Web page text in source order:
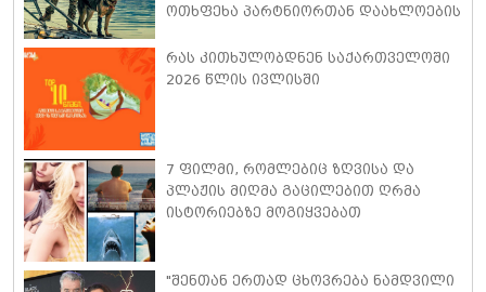
ოთხფეხა პარტნიორთან დაახლოების
ისაუბრა
რას კითხულობდნენ საქართველოში
2026 წლის ივლისში
7 ფილმი, რომლებიც ზღვისა და
პლაჟის მიღმა გაცილებით ღრმა
ისტორიებზე მოგიყვებათ
"შენთან ერთად ცხოვრება ნამდვილი